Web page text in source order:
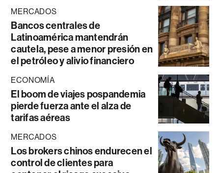
MERCADOS
Bancos centrales de
Latinoamérica mantendrán
cautela, pese a menor presión en
el petróleo y alivio financiero
ECONOMÍA
El boom de viajes pospandemia
pierde fuerza ante el alza de
tarifas aéreas
MERCADOS
Los brokers chinos endurecen el
control de clientes para